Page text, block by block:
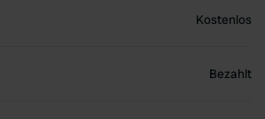
Kostenlos
Bezahlt